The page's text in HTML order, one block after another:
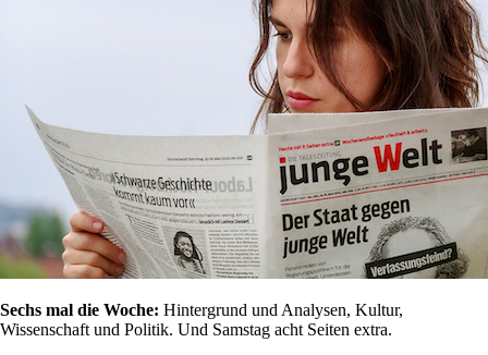
Sechs mal die Woche: Hintergrund und Analysen, Kultur,
Wissenschaft und Politik. Und Samstag acht Seiten extra.